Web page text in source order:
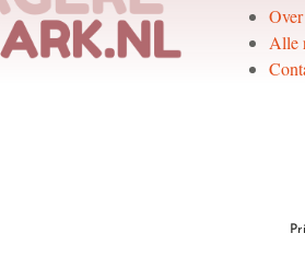
Alle